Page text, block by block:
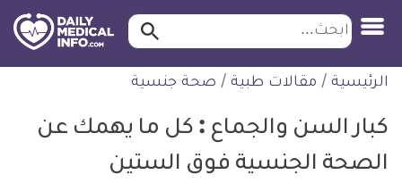
التخطي
للمحتوى
ابحث ابحث…
الرئيسية / مقالات طبية / صحة جنسية
كبار السن والجماع : كل ما يهمك عن
الصحة الجنسية فوق الستين